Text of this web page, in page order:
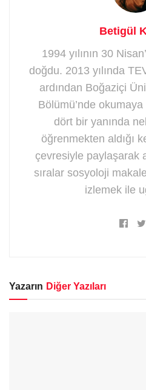
Betigül
1994 yılının 30
doğdu. 2013 yılında
ardından Boğaziçi
Bölümü’nde okumaya
dört bir yanında
öğrenmekten aldığı
çevresiyle paylaşarak
sıralar sosyoloji
izlemek ile
Yazarın Diğer Yazıları